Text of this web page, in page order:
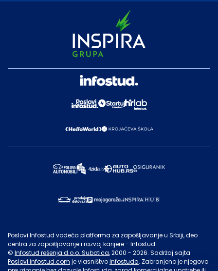
Poslovi Infostud vodeća platforma za zapošljavanje u Srbiji, deo
centra za zapošljavanje i razvoj karijere - Infostud.
© Infostud rešenja d.o.o. Subotica, 2000 - 2026. Sadržaj sajta
Poslovi.infostud.com je vlasništvoInfostuda. Zabranjeno je njegovo